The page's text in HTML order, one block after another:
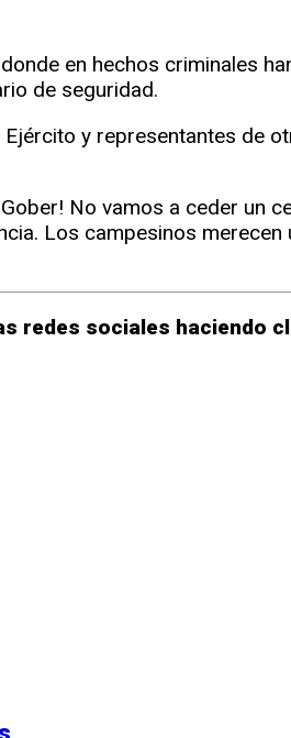
en hechos criminales
de seguridad.
y representantes de
No vamos a ceder un
Los campesinos merecen
redes sociales haciendo